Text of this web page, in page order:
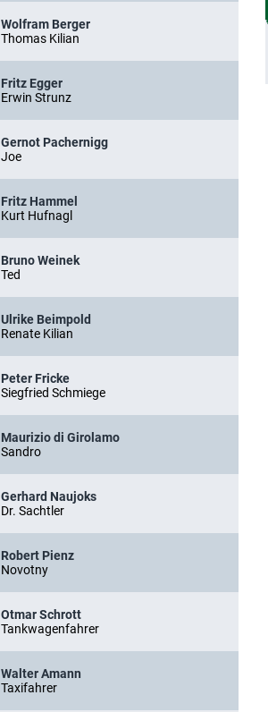
Wolfram Berger
Thomas Kilian
Fritz Egger
Erwin Strunz
Gernot Pachernigg
Joe
Fritz Hammel
Kurt Hufnagl
Bruno Weinek
Ted
Ulrike Beimpold
Renate Kilian
Peter Fricke
Siegfried Schmiege
Maurizio di Girolamo
Sandro
Gerhard Naujoks
Dr. Sachtler
Robert Pienz
Novotny
Otmar Schrott
Tankwagenfahrer
Walter Amann
Taxifahrer